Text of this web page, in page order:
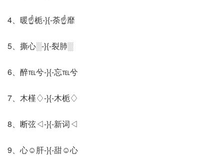
4、暖☝栀-}{-荼☝靡
5、撕心░-}{-裂肺░
6、醉℡兮-}{-忘℡兮
7、木槿♢-}{-木栀♢
8、断弦◁-}{-新词◁
9、心☺肝-}{-甜☺心